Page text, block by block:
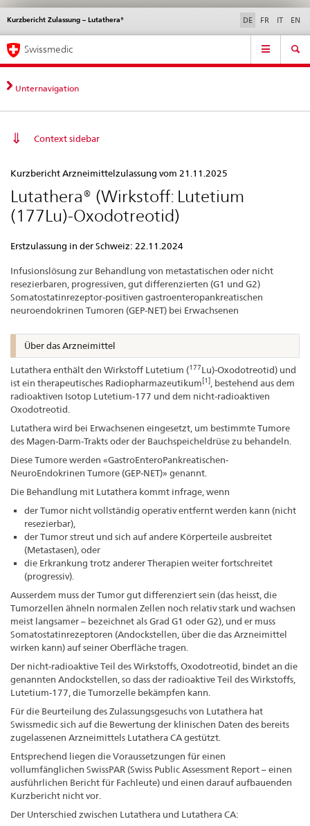
Direktnavigation
News,
Rechtsgrundlagen,
Kontakt
News & Updates Kontakt | Support & Hilfe
Kurzbericht Zulassung – Lutathera®
Sprachwahl DE FR IT EN
Service
Hauptnavigation
Swissmedic
Unternavigation
Context sidebar
Zulassung
–
Lutathera®
Kurzbericht Arzneimittelzulassung vom 21.11.2025
Lutathera® (Wirkstoff: Lutetium
(177Lu)-Oxodotreotid)
Erstzulassung in der Schweiz: 22.11.2024
Infusionslösung zur Behandlung von metastatischen oder nicht
resezierbaren, progressiven, gut differenzierten (G1 und G2)
Somatostatinrezeptor-positiven gastroenteropankreatischen
neuroendokrinen Tumoren (GEP‑NET) bei Erwachsenen
Über das Arzneimittel
Lutathera enthält den Wirkstoff Lutetium (177Lu)-Oxodotreotid) und
ist ein therapeutisches Radiopharmazeutikum[1] , bestehend aus dem
radioaktiven Isotop Lutetium-177 und dem nicht-radioaktiven
Oxodotreotid.
Lutathera wird bei Erwachsenen eingesetzt, um bestimmte Tumore
des Magen-Darm-Trakts oder der Bauchspeicheldrüse zu behandeln.
Diese Tumore werden «GastroEnteroPankreatischen-
NeuroEndokrinen Tumore (GEP-NET)» genannt.
Die Behandlung mit Lutathera kommt infrage, wenn
der Tumor nicht vollständig operativ entfernt werden kann (nicht
resezierbar),
der Tumor streut und sich auf andere Körperteile ausbreitet
(Metastasen), oder
die Erkrankung trotz anderer Therapien weiter fortschreitet
(progressiv).
Ausserdem muss der Tumor gut differenziert sein (das heisst, die
Tumorzellen ähneln normalen Zellen noch relativ stark und wachsen
meist langsamer – bezeichnet als Grad G1 oder G2), und er muss
Somatostatinrezeptoren (Andockstellen, über die das Arzneimittel
wirken kann) auf seiner Oberfläche tragen.
Der nicht-radioaktive Teil des Wirkstoffs, Oxodotreotid, bindet an die
genannten Andockstellen, so dass der radioaktive Teil des Wirkstoffs,
Lutetium-177, die Tumorzelle bekämpfen kann.
Für die Beurteilung des Zulassungsgesuchs von Lutathera hat
Swissmedic sich auf die Bewertung der klinischen Daten des bereits
zugelassenen Arzneimittels Lutathera CA gestützt.
Entsprechend liegen die Voraussetzungen für einen
vollumfänglichen SwissPAR (Swiss Public Assessment Report – einen
ausführlichen Bericht für Fachleute) und einen darauf aufbauenden
Kurzbericht nicht vor.
Der Unterschied zwischen Lutathera und Lutathera CA: